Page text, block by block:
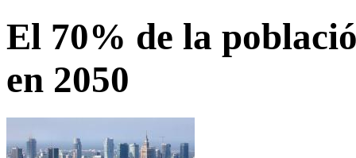
El 70% de la
en 2050